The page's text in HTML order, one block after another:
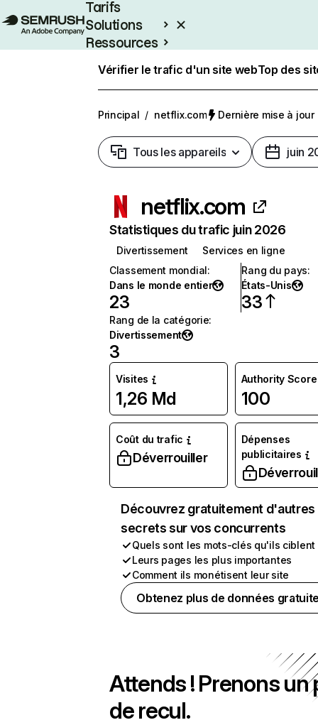
Tarifs
Solutions
Ressources
Vérifier le trafic d'un site webTop des
Principal / netflix.com Dernière mise à jour
Tous les appareils juin
netflix.com
Statistiques du trafic juin 2026
Divertissement
Services en ligne
Classement mondial:
Dans le monde entier
23
Rang du pays:
États-Unis
33
Rang de la catégorie:
Divertissement
3
Visites
1,26 Md
Authority Score
100
Coût du trafic
Déverrouiller
Dépenses
publicitaires
Découvrez gratuitement d'autres
secrets sur vos concurrents
Quels sont les mots-clés qu'ils ciblent
Leurs pages les plus importantes
Comment ils monétisent leur site
Obtenez plus de données
Attends ! Prenons un
de recul.